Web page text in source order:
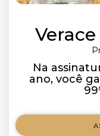
Na
ano, você